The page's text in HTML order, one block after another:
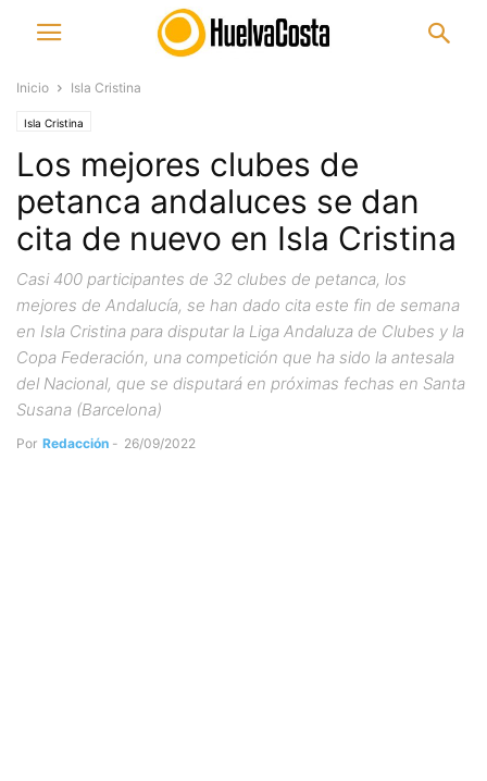
Inicio Isla Cristina
Isla Cristina
Los mejores clubes de
petanca andaluces se dan
cita de nuevo en Isla Cristina
Casi 400 participantes de 32 clubes de petanca, los
mejores de Andalucía, se han dado cita este fin de semana
en Isla Cristina para disputar la Liga Andaluza de Clubes y la
Copa Federación, una competición que ha sido la antesala
del Nacional, que se disputará en próximas fechas en Santa
Susana (Barcelona)
Por Redacción - 26/09/2022